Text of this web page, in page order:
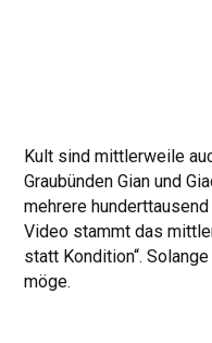
Kult sind mittlerweile
Graubünden Gian und
mehrere
Video stammt das
statt Kondition“.
möge.